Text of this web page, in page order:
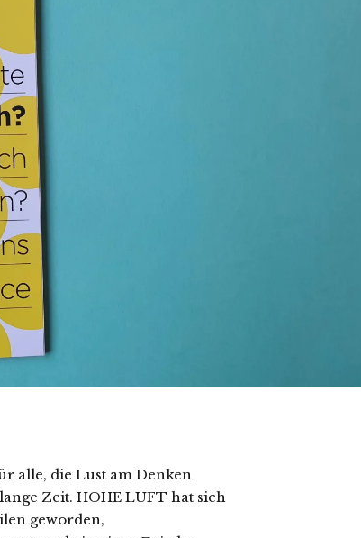
alle, die Lust am Denken
Zeit. HOHE LUFT hat sich
geworden,